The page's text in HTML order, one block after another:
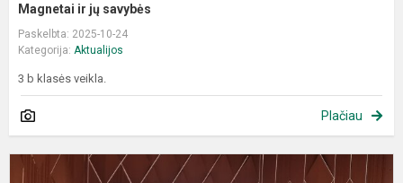
Magnetai ir jų savybės
Paskelbta: 2025-10-24
Kategorija: Aktualijos
3 b klasės veikla.
Plačiau